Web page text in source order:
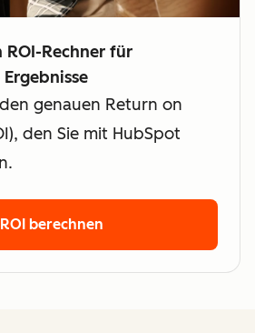
ROI-Rechner für
genauen Return on
den Sie mit HubSpot
ROI berechnen